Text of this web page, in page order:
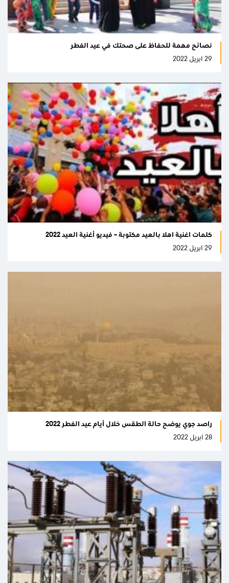
نصائح مهمة للحفاظ على صحتك في عيد الفطر
29 ابريل 2022
كلمات اغنية اهلا بالعيد مكتوبة – فيديو أغنية العيد 2022
29 ابريل 2022
راصد جوي يوضح حالة الطقس خلال أيام عيد الفطر 2022
28 ابريل 2022